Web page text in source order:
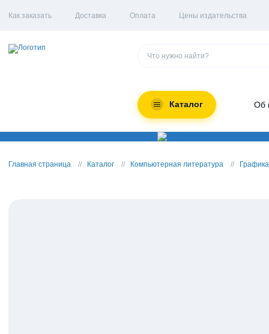
Как заказать Доставка Оплата Цены издательства
Каталог Об
Главная страница Каталог Компьютерная литература